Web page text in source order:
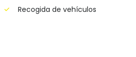
Recogida de vehículos